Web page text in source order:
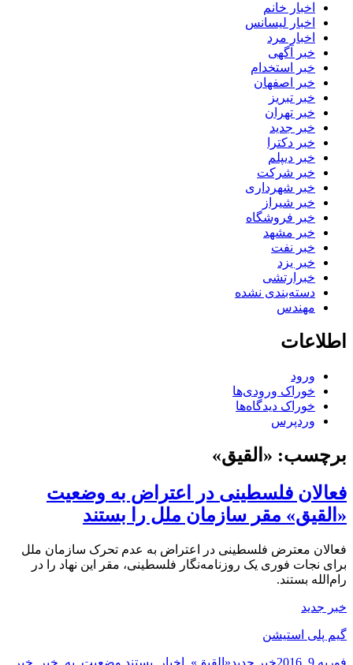
اخبار خانم
اخبار لیسانس
اخبار مرد
خبر آگهی
خبر استخدام
خبر اصفهان
خبر تبریز
خبر تهران
خبر جدید
خبر دکترا
خبر دیپلم
خبر شرکت
خبر شهرداری
خبر شیراز
خبر فروشگاه
خبر مشهد
خبر نفت
خبر یزد
خبرارتشی
دسته‌بندی نشده
مهندس
اطلاعات
ورود
خوراک ورودی‌ها
خوراک دیدگاه‌ها
وردپرس
برچسب: «القیق»
فعالان فلسطینی در اعتراض به وضعیت
«القیق» مقر سازمان ملل را بستند
فعالان معترض فلسطینی در اعتراض به عدم تحرک سازمان ملل
برای نجات فوری یک روزنامه‌نگار فلسطینی، مقر این نهاد را در
رام‌الله بستند.
خبر جدید
گیم پلی استیشن
ارسال
فوریه 9, 2016 نویسنده
دسته‌ها
خبر جدیدبرچسب‌ها
«القیق» اخبار بستند وضعیت به خبر خبر